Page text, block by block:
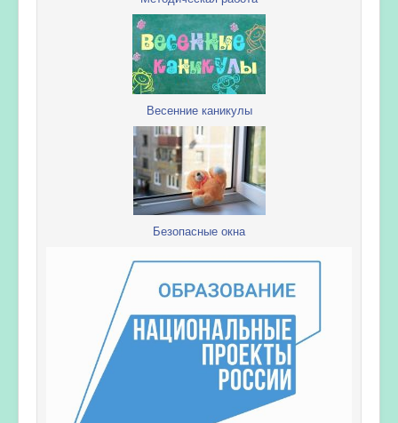
Весенние каникулы
Безопасные окна